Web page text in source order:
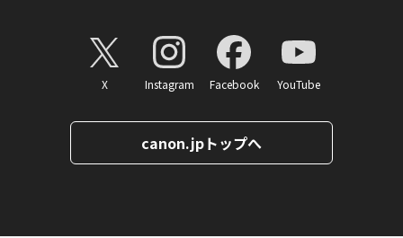
X Instagram Facebook YouTube
canon.jpトップへ